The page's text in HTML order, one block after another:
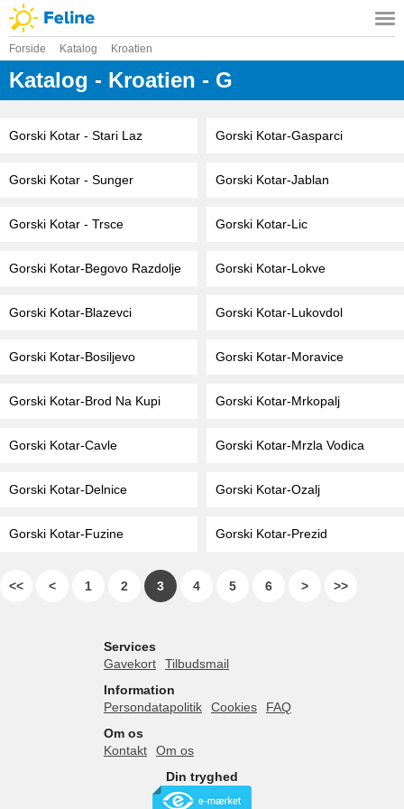
Forside Katalog Kroatien
Katalog - Kroatien - G
Gorski Kotar - Stari Laz
Gorski Kotar - Sunger
Gorski Kotar - Trsce
Gorski Kotar-Begovo Razdolje
Gorski Kotar-Blazevci
Gorski Kotar-Bosiljevo
Gorski Kotar-Brod Na Kupi
Gorski Kotar-Cavle
Gorski Kotar-Delnice
Gorski Kotar-Fuzine
Gorski Kotar-Gasparci
Gorski Kotar-Jablan
Gorski Kotar-Lic
Gorski Kotar-Lokve
Gorski Kotar-Lukovdol
Gorski Kotar-Moravice
Gorski Kotar-Mrkopalj
Gorski Kotar-Mrzla Vodica
Gorski Kotar-Ozalj
Gorski Kotar-Prezid
<< < 1 2 3 4 5 6 > >>
Services
Gavekort
Tilbudsmail
Information
Persondatapolitik
Cookies
FAQ
Om os
Kontakt
Om os
Din tryghed